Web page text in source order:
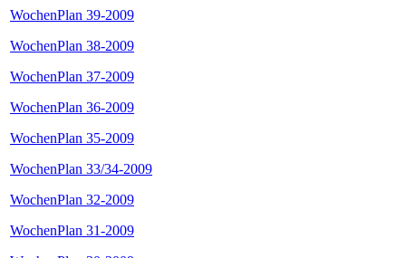
WochenPlan 39-2009
WochenPlan 38-2009
WochenPlan 37-2009
WochenPlan 36-2009
WochenPlan 35-2009
WochenPlan 33/34-2009
WochenPlan 32-2009
WochenPlan 31-2009